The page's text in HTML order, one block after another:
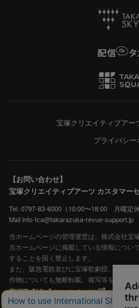
宝塚クリエイティブアー
プライバシー
【お問い合わせ】
宝塚クリエイティブアーツ カスタマー
Tel. 0797-83-6000（10:00〜18:00 月曜定休
Mail info-tca@takarazuka-revue-support.jp
当ホームページの管理運営は、株式会社宝
当ホームページに掲載している情報につい
することを固く禁止します。
また、阪急電鉄並びに宝塚歌劇団、宝塚
作物についても無断転載、複写等を禁じます
宝塚歌劇公式ホームページ